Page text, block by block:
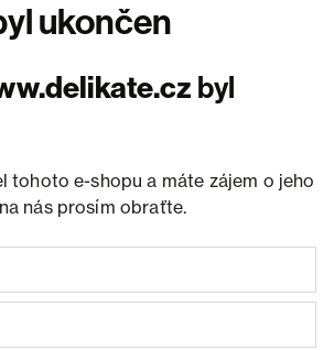
ukončen
byl
tohoto e-shopu a máte zájem o jeho
nás prosím obraťte.